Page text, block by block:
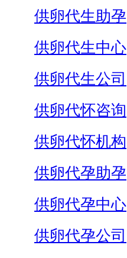
供卵代生助孕
供卵代生中心
供卵代生公司
供卵代怀咨询
供卵代怀机构
供卵代孕助孕
供卵代孕中心
供卵代孕公司